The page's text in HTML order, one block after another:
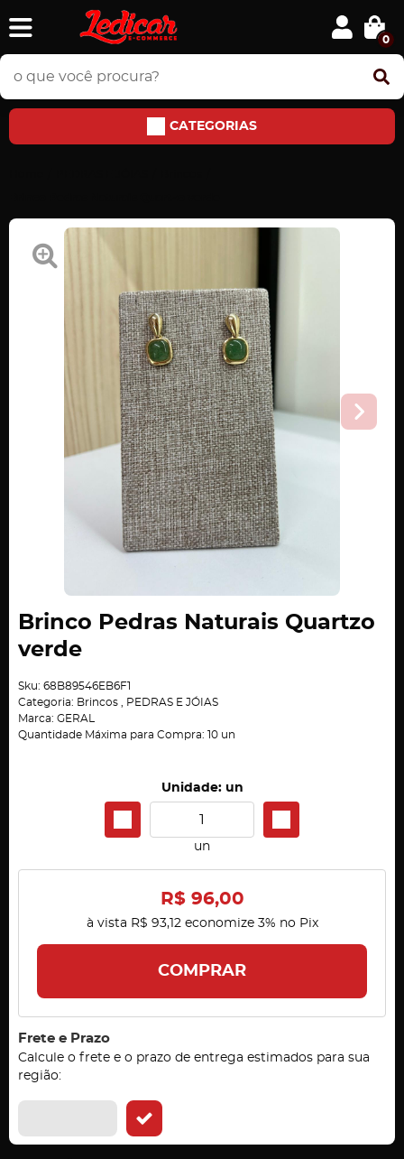
0
CATEGORIAS
Brinco Pedras Naturais Quartzo
verde
Sku: 68B89546EB6F1
Categoria: Brincos
PEDRAS E JÓIAS
Marca: GERAL
Quantidade Máxima para Compra:
10 un
Unidade: un
un
R$ 96,00
à vista R$ 93,12economize 3% no Pix
COMPRAR
Frete e Prazo
Calcule o frete e o prazo de entrega estimados para sua
região: